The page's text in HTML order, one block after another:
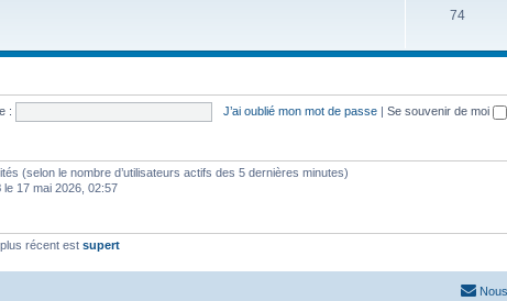
74
: J’ai oublié mon mot de passe | Se souvenir de moi
(selon le nombre d’utilisateurs actifs des 5 dernières minutes)
le 17 mai 2026, 02:57
récent est supert